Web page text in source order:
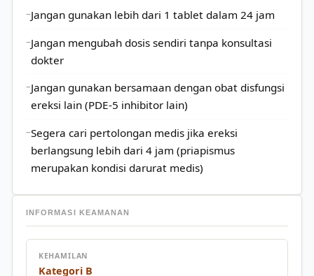
Jangan gunakan lebih dari 1 tablet dalam 24 jam
Jangan mengubah dosis sendiri tanpa konsultasi
dokter
Jangan gunakan bersamaan dengan obat disfungsi
ereksi lain (PDE-5 inhibitor lain)
Segera cari pertolongan medis jika ereksi
berlangsung lebih dari 4 jam (priapismus
merupakan kondisi darurat medis)
INFORMASI KEAMANAN
KEHAMILAN
Kategori B